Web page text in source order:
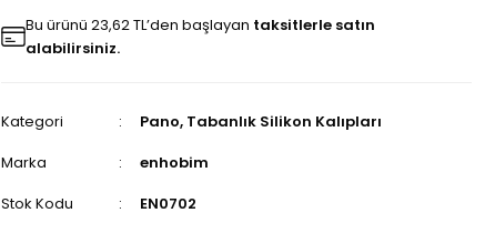
Bu ürünü 23,62 TL’den başlayan taksitlerle satın
alabilirsiniz.
Kategori
Pano, Tabanlık Silikon Kalıpları
Marka
enhobim
Stok Kodu
EN0702